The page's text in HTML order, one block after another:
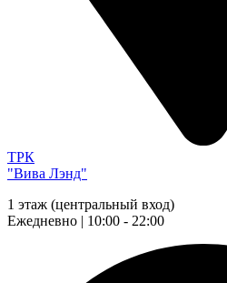
ТРК
"Вива Лэнд"
1 этаж (центральный вход)
Ежедневно | 10:00 - 22:00